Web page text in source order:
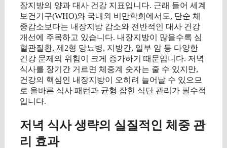
장지방의 양과 대사 건강 지표입니다. 근래 들어 세계
보건기구(WHO)와 국내외 비만학회에서도, 단순 체
중감소보다는 내장지방 감소와 전반적인 대사 건강
개선에 주목하고 있습니다. 내장지방이 많을수록 심
혈관질환, 제2형 당뇨병, 지방간, 일부 암 등 다양한
건강 문제의 위험이 크게 증가하기 때문입니다. 저녁
식사를 장기간 거르면 체중계 숫자는 줄 수 있지만,
건강의 핵심인 내장지방이 오히려 늘어날 수 있으므
로 올바른 식사 패턴과 균형 잡힌 식단 관리가 필수적
입니다.
저녁 식사 생략의 실질적인 체중 관
리 효과